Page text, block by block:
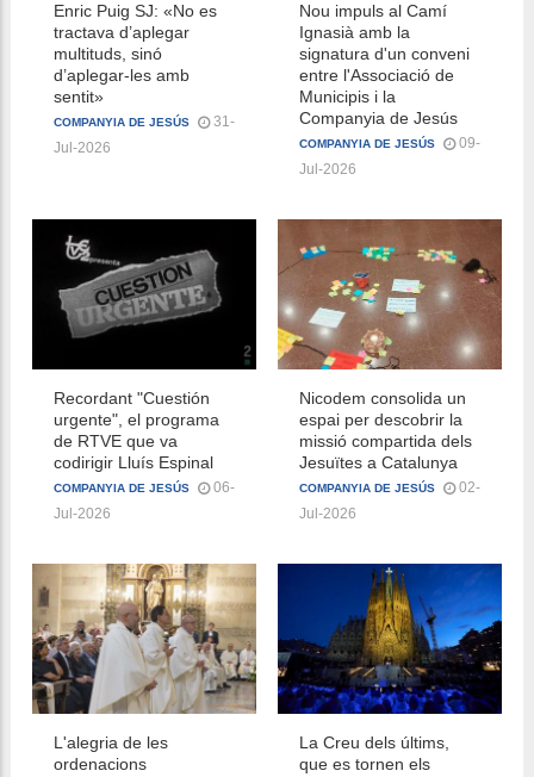
Enric Puig SJ: «No es
tractava d’aplegar
multituds, sinó
d’aplegar-les amb
sentit»
COMPANYIA DE JESÚS
31-
Jul-2026
Nou impuls al Camí
Ignasià amb la
signatura d'un conveni
entre l'Associació de
Municipis i la
Companyia de Jesús
COMPANYIA DE JESÚS
09-
Jul-2026
Recordant "Cuestión
urgente", el programa
de RTVE que va
codirigir Lluís Espinal
COMPANYIA DE JESÚS
06-
Jul-2026
Nicodem consolida un
espai per descobrir la
missió compartida dels
Jesuïtes a Catalunya
COMPANYIA DE JESÚS
02-
Jul-2026
L'alegria de les
ordenacions
La Creu dels últims,
que es tornen els